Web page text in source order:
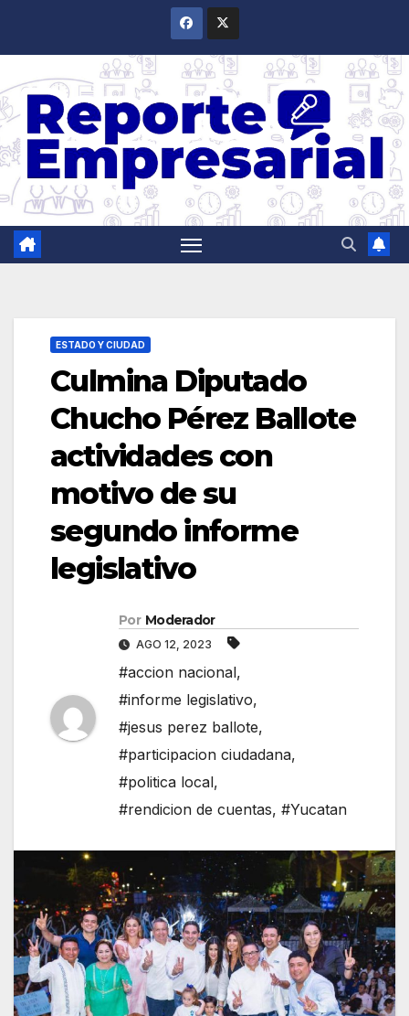
ESTADO Y CIUDAD
Culmina Diputado
Chucho Pérez Ballote
actividades con
motivo de su
segundo informe
legislativo
Por Moderador
AGO 12, 2023
#accion nacional,
#informe legislativo,
#jesus perez ballote,
#participacion ciudadana,
#politica local,
#rendicion de cuentas, #Yucatan